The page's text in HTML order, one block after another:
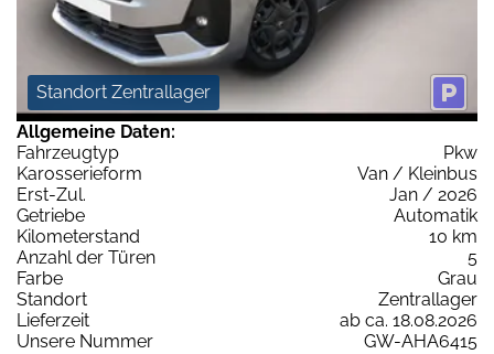
Standort Zentrallager
Allgemeine Daten:
Fahrzeugtyp
Pkw
Karosserieform
Van / Kleinbus
Erst-Zul.
Jan / 2026
Getriebe
Automatik
Kilometerstand
10 km
Anzahl der Türen
5
Farbe
Grau
Standort
Zentrallager
Lieferzeit
ab ca. 18.08.2026
Unsere Nummer
GW-AHA6415